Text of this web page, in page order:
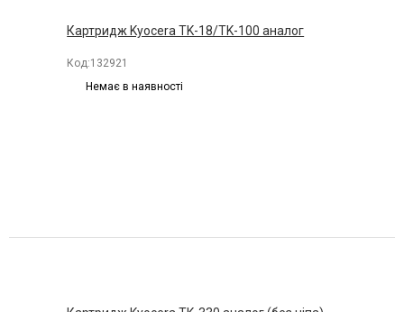
Код:132921
Немає в наявності
Картридж Kyocera TK-18/TK-100 аналог